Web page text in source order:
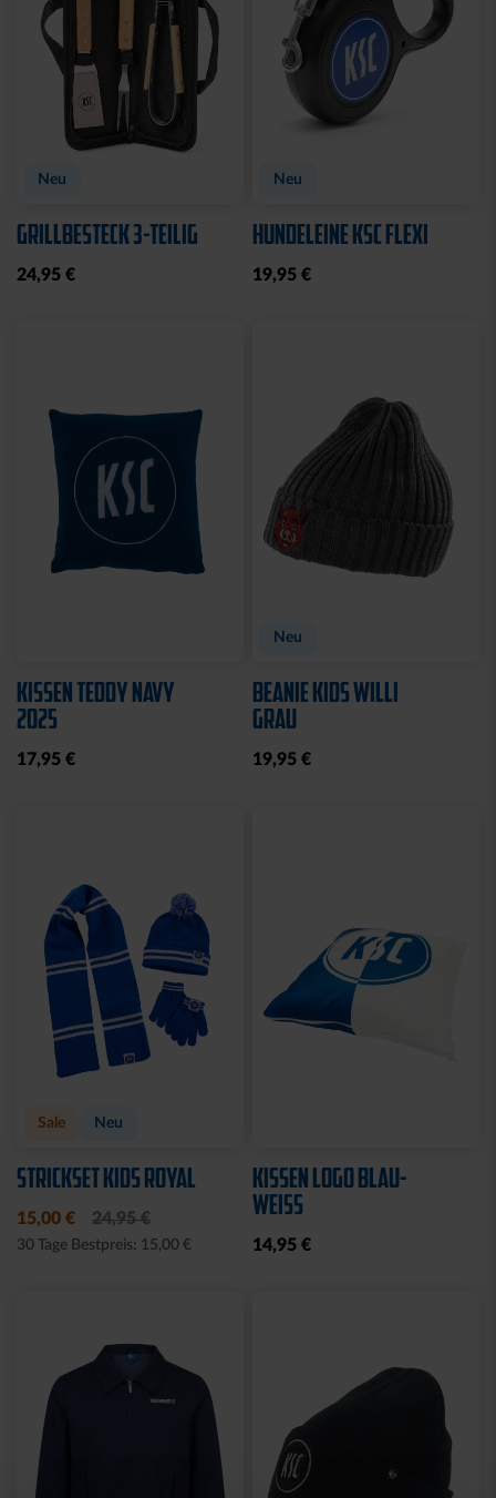
Neu
GRILLBESTECK 3-TEILIG
24,95 €
Neu
HUNDELEINE KSC FLEXI
19,95 €
KISSEN TEDDY NAVY
2025
17,95 €
Neu
BEANIE KIDS WILLI
GRAU
19,95 €
Sale Neu
STRICKSET KIDS ROYAL
15,00 € 24,95 €
30 Tage Bestpreis: 15,00 €
KISSEN LOGO BLAU-
WEISS
14,95 €